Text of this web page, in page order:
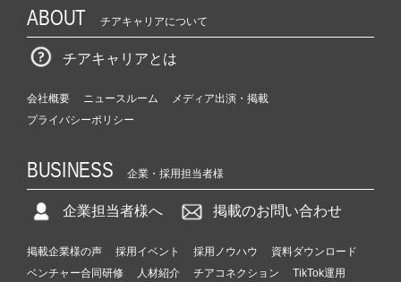
ABOUT チアキャリアについて
チアキャリアとは
会社概要 ニュースルーム
メディア出演・掲載
プライバシーポリシー
BUSINESS 企業・採用担当者様
企業担当者様へ 掲載のお問い合わせ
掲載企業様の声 採用イベント 採用ノウハウ
資料ダウンロード
ベンチャー合同研修
人材紹介 チアコネクション TikTok運用